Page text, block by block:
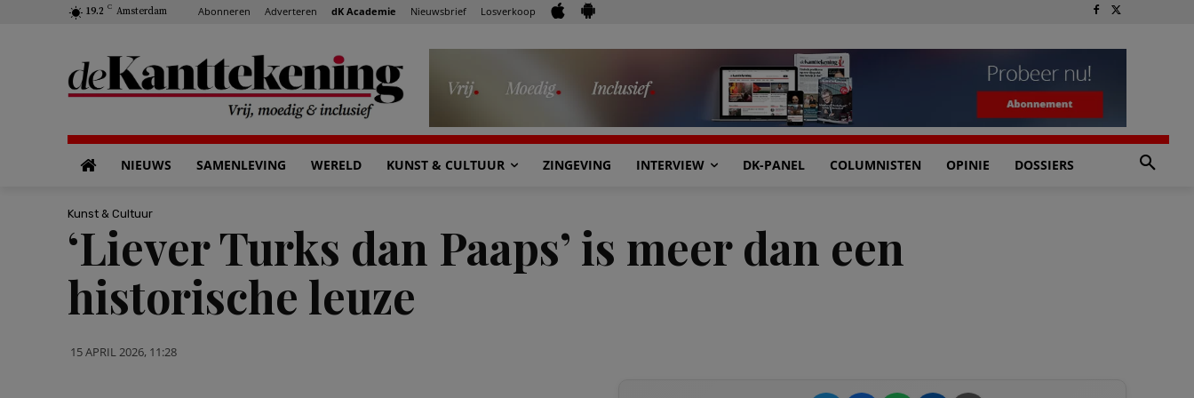
19.2 C Amsterdam Abonneren Adverteren dK Academie Nieuwsbrief Losverkoop
NIEUWS SAMENLEVING WERELD KUNST & CULTUUR ZINGEVING INTERVIEW DK-PANEL COLUMNISTEN OPINIE DOSSIERS
Kunst & Cultuur
‘Liever Turks dan Paaps’ is meer dan een
historische leuze
15 APRIL 2026, 11:28